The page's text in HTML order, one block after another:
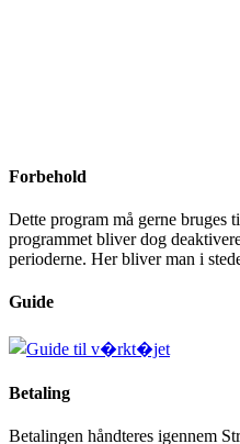
Forbehold
Dette program må gerne bruges
programmet bliver dog
perioderne. Her bliver man i
Guide
Betaling
Betalingen håndteres igennem